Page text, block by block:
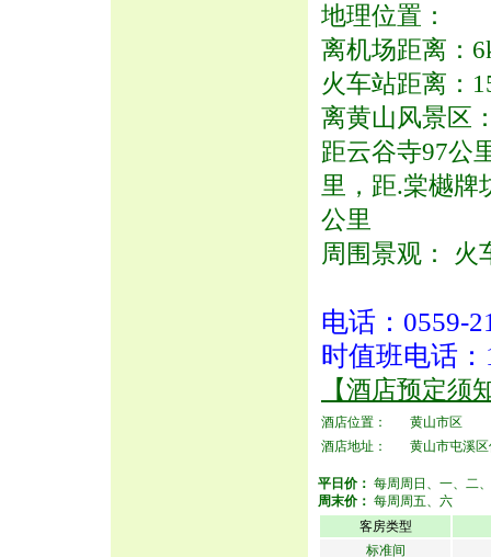
地理位置：
离机场距离：
火车站距离：
离黄山风景区
距云谷寺97公
里，距.棠樾牌
公里
周围景观： 火
电话：0559-
时值班电话：
【酒店预定须
酒店位置：
黄山市区
酒店地址：
黄山市屯溪
平日价： 每周周日、一、二
周末价： 每周周五、六
客房类型
标准间